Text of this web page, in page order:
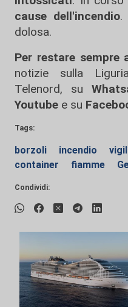
cause dell'incendio.
dolosa.
Per restare sempre
notizie sulla
Telenord, su
Youtube e su
Tags:
borzoli incendio
container
fiamme
Condividi: